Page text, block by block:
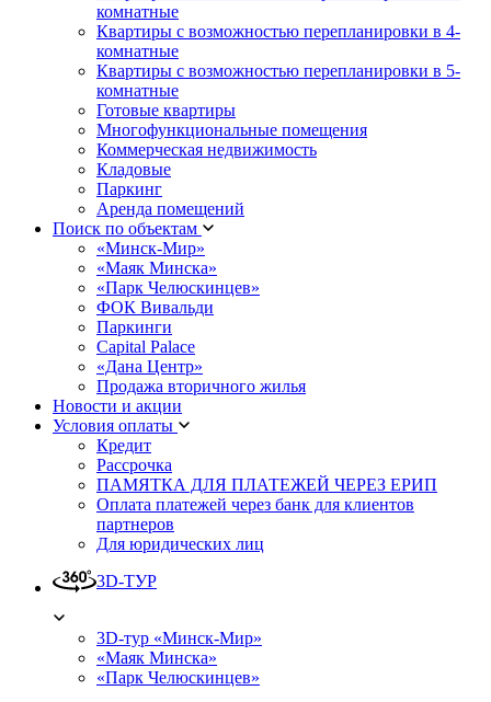
комнатные
Квартиры с возможностью перепланировки в 4-
комнатные
Квартиры с возможностью перепланировки в 5-
комнатные
Готовые квартиры
Многофункциональные помещения
Коммерческая недвижимость
Кладовые
Паркинг
Аренда помещений
Поиск по объектам
«Минск-Мир»
«Маяк Минска»
«Парк Челюскинцев»
ФОК Вивальди
Паркинги
Capital Palace
«Дана Центр»
Продажа вторичного жилья
Новости и акции
Условия оплаты
Кредит
Рассрочка
ПАМЯТКА ДЛЯ ПЛАТЕЖЕЙ ЧЕРЕЗ ЕРИП
Оплата платежей через банк для клиентов
партнеров
Для юридических лиц
3D-ТУР
3D-тур «Минск-Мир»
«Маяк Минска»
«Парк Челюскинцев»